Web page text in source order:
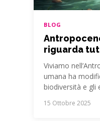
BLOG
riguarda
Viviamo
umana ha
biodiversità e gli
15 Ottobre 2025